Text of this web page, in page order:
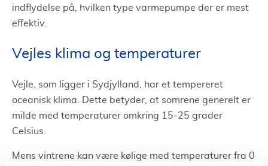
indflydelse på, hvilken type varmepumpe der er mest
effektiv.
Vejles klima og temperaturer
Vejle, som ligger i Sydjylland, har et tempereret
oceanisk klima. Dette betyder, at somrene generelt er
milde med temperaturer omkring 15-25 grader
Celsius.
Mens vintrene kan være kølige med temperaturer fra 0